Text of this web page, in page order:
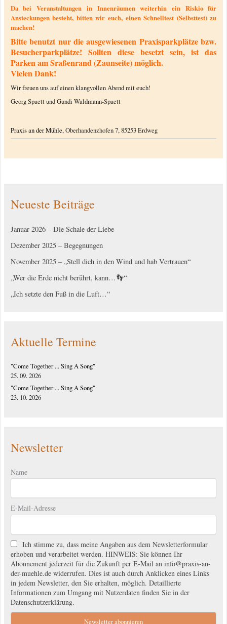
Da bei Veranstaltungen in Innenräumen weiterhin ein Riskio für
Ansteckungen besteht, bitten wir euch, einen Schnelltest (Selbsttest) zu
machen!
Bitte benutzt nur die ausgewiesenen Praxisparkplätze bzw.
Besucherparkplätze! Sollten diese besetzt sein, ist das
Parken am Sraßenrand (Zaunseite) möglich.
Vielen Dank!
Wir freuen uns auf einen klangvollen Abend mit euch!
Georg Spaett und Gundi Waldmann-Spaett
Praxis an der Mühle, Oberhandenzhofen 7, 85253 Erdweg
Neueste Beiträge
Januar 2026 – Die Schale der Liebe
Dezember 2025 – Begegnungen
November 2025 – „Stell dich in den Wind und hab Vertrauen“
„Wer die Erde nicht berührt, kann…👣“
„Ich setzte den Fuß in die Luft…“
Aktuelle Termine
"Come Together ... Sing A Song"
25. 09. 2026
"Come Together ... Sing A Song"
23. 10. 2026
Newsletter
Name
E-Mail-Adresse
Ich stimme zu, dass meine Angaben aus dem Newsletterformular
erhoben und verarbeitet werden. HINWEIS: Sie können Ihr
Abonnement jederzeit für die Zukunft per E-Mail an info@praxis-an-
der-muehle.de widerrufen. Dies ist auch durch Anklicken eines Links
in jedem Newsletter, den Sie erhalten, möglich. Detaillierte
Informationen zum Umgang mit Nutzerdaten finden Sie in der
Datenschutzerklärung.